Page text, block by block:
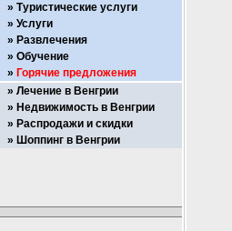
Туристические услуги
Услуги
Развлечения
Обучение
Горячие предложения
Лечение в Венгрии
Недвижимость в Венгрии
Распродажи и скидки
Шоппинг в Венгрии